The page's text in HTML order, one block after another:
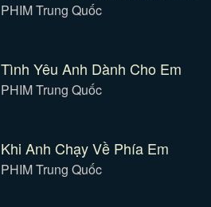
PHIM Trung Quốc
Tình Yêu Anh Dành Cho Em
PHIM Trung Quốc
Khi Anh Chạy Về Phía Em
PHIM Trung Quốc